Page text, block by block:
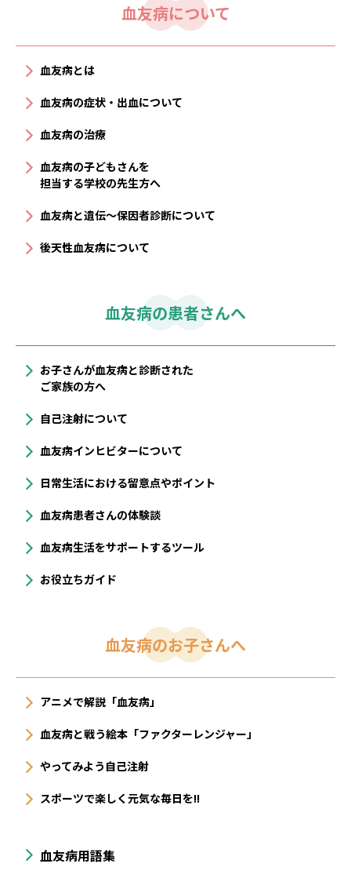
血友病について
血友病とは
血友病の症状・出血について
血友病の治療
血友病の子どもさんを
担当する学校の先生方へ
血友病と遺伝〜保因者診断について
後天性血友病について
血友病の患者さんへ
お子さんが血友病と診断された
ご家族の方へ
自己注射について
血友病インヒビターについて
⽇常⽣活における留意点やポイント
血友病患者さんの体験談
血友病生活をサポートするツール
お役立ちガイド
血友病のお子さんへ
アニメで解説「血友病」
血友病と戦う絵本「ファクターレンジャー」
やってみよう自己注射
スポーツで楽しく元気な毎日を!!
血友病用語集